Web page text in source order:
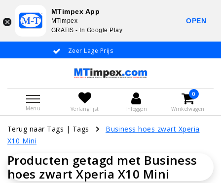
Zeer Lage Prijs
Menu Verlanglijst Inloggen
0
Winkelwagen
Terug naar Tags | Tags
Business hoes zwart Xperia
X10 Mini
Producten getagd met Business
hoes zwart Xperia X10 Mini
MTimpex App
MTimpex
GRATIS - In Google Play
OPEN